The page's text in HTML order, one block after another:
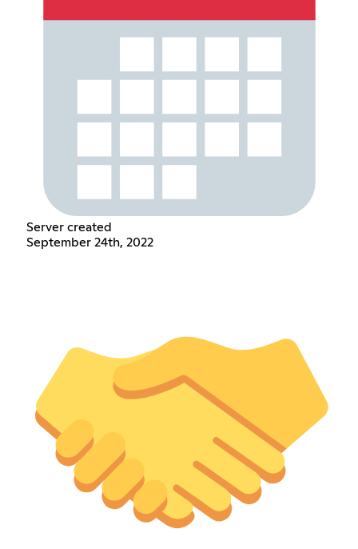
Server created
September 24th, 2022